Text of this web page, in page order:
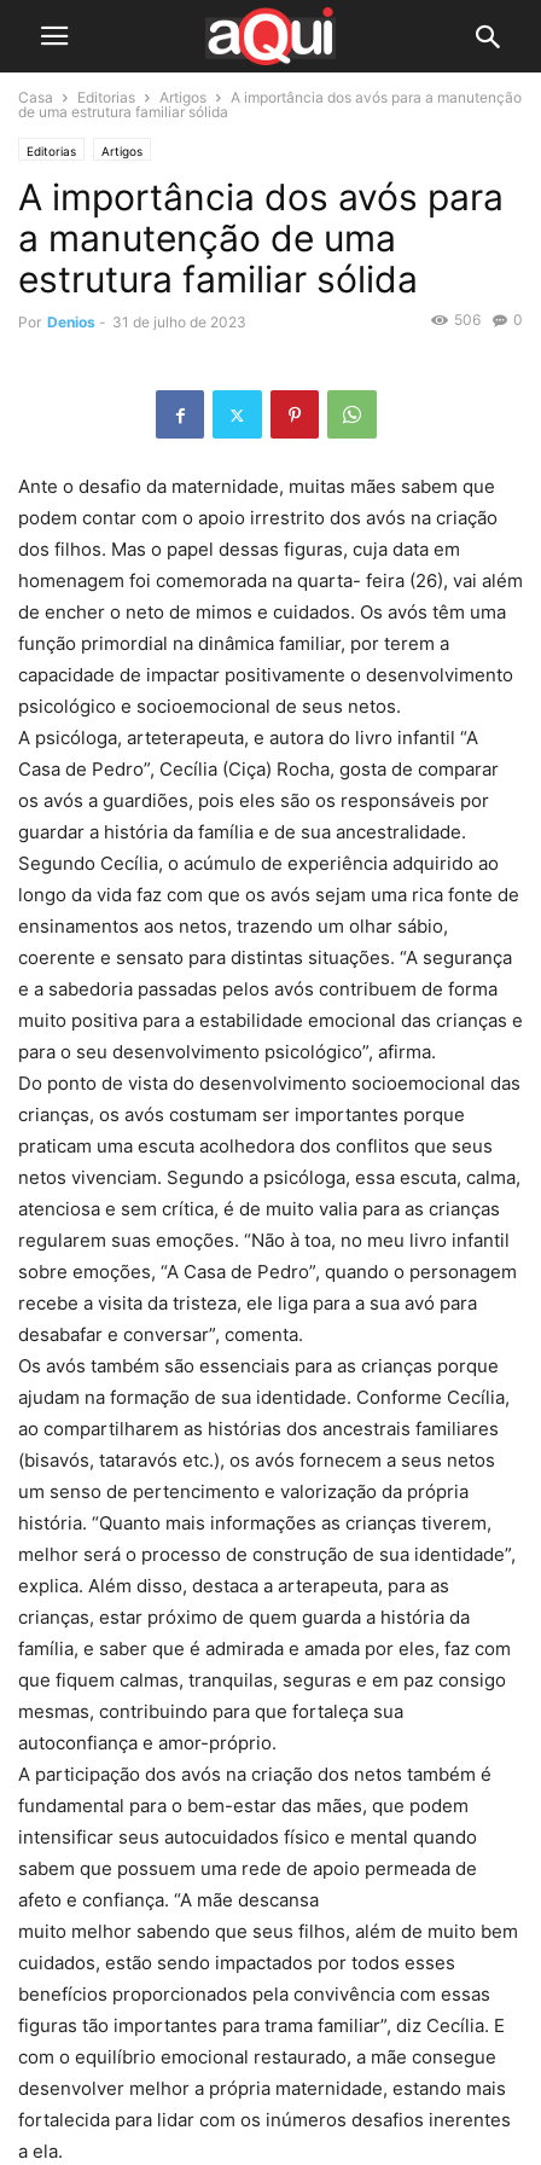
Casa Editorias Artigos
A importância dos avós para a manutenção
de uma estrutura familiar sólida
Editorias Artigos
A importância dos avós para
a manutenção de uma
estrutura familiar sólida
Por Denios - 31 de julho de 2023 0
506
Ante o desafio da maternidade, muitas mães sabem que
podem contar com o apoio irrestrito dos avós na criação
dos filhos. Mas o papel dessas figuras, cuja data em
homenagem foi comemorada na quarta- feira (26), vai além
de encher o neto de mimos e cuidados. Os avós têm uma
função primordial na dinâmica familiar, por terem a
capacidade de impactar positivamente o desenvolvimento
psicológico e socioemocional de seus netos.
A psicóloga, arteterapeuta, e autora do livro infantil “A
Casa de Pedro”, Cecília (Ciça) Rocha, gosta de comparar
os avós a guardiões, pois eles são os responsáveis por
guardar a história da família e de sua ancestralidade.
Segundo Cecília, o acúmulo de experiência adquirido ao
longo da vida faz com que os avós sejam uma rica fonte de
ensinamentos aos netos, trazendo um olhar sábio,
coerente e sensato para distintas situações. “A segurança
e a sabedoria passadas pelos avós contribuem de forma
muito positiva para a estabilidade emocional das crianças e
para o seu desenvolvimento psicológico”, afirma.
Do ponto de vista do desenvolvimento socioemocional das
crianças, os avós costumam ser importantes porque
praticam uma escuta acolhedora dos conflitos que seus
netos vivenciam. Segundo a psicóloga, essa escuta, calma,
atenciosa e sem crítica, é de muito valia para as crianças
regularem suas emoções. “Não à toa, no meu livro infantil
sobre emoções, “A Casa de Pedro”, quando o personagem
recebe a visita da tristeza, ele liga para a sua avó para
desabafar e conversar”, comenta.
Os avós também são essenciais para as crianças porque
ajudam na formação de sua identidade. Conforme Cecília,
ao compartilharem as histórias dos ancestrais familiares
(bisavós, tataravós etc.), os avós fornecem a seus netos
um senso de pertencimento e valorização da própria
história. “Quanto mais informações as crianças tiverem,
melhor será o processo de construção de sua identidade”,
explica. Além disso, destaca a arterapeuta, para as
crianças, estar próximo de quem guarda a história da
família, e saber que é admirada e amada por eles, faz com
que fiquem calmas, tranquilas, seguras e em paz consigo
mesmas, contribuindo para que fortaleça sua
autoconfiança e amor-próprio.
A participação dos avós na criação dos netos também é
fundamental para o bem-estar das mães, que podem
intensificar seus autocuidados físico e mental quando
sabem que possuem uma rede de apoio permeada de
afeto e confiança. “A mãe descansa
muito melhor sabendo que seus filhos, além de muito bem
cuidados, estão sendo impactados por todos esses
benefícios proporcionados pela convivência com essas
figuras tão importantes para trama familiar”, diz Cecília. E
com o equilíbrio emocional restaurado, a mãe consegue
desenvolver melhor a própria maternidade, estando mais
fortalecida para lidar com os inúmeros desafios inerentes
a ela.